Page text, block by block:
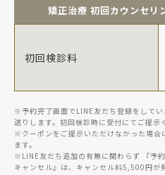
矯正治療 初回カウンセリ
初回検診料
※予約完了画面でLINE友だち登録をして
送りします。初回検診時に受付にてご提示
※クーポンをご提示いただけなかった場
ます。
※LINE友だち追加の有無に関わらず 『予
キャンセル』は、キャンセル料5,500円が